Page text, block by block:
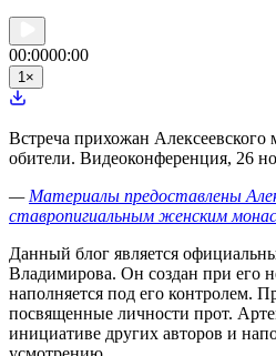
00:0000:00
1×
Встреча прихожан Алексеевского
обители. Видеоконференция, 26
— Материалы предоставлены
ставропигиальным женским
Данный блог является
Владимирова. Он создан при его
наполняется под его контролем.
посвященные личности прот.
инициативе других авторов и